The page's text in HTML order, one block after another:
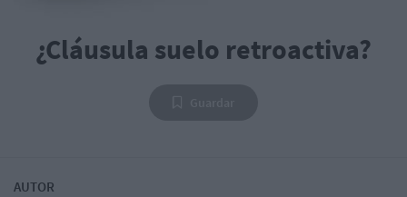
¿Cláusula suelo retroactiva?
AUTOR